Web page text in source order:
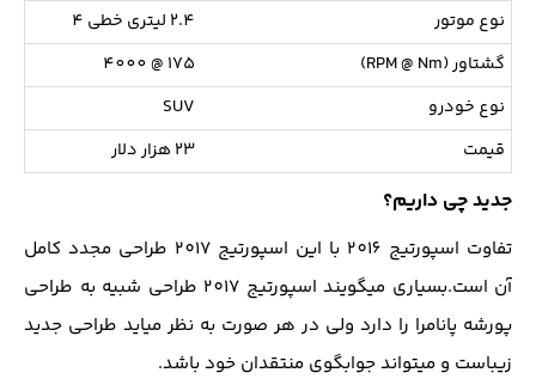
نوع موتور
2.4 لیتری خطی 4
گشتاور (RPM @ Nm)
175 @ 4000
نوع خودرو
SUV
قیمت
23 هزار دلار
جدید چی داریم؟
تفاوت اسپورتیج 2016 با این اسپورتیج 2017 طراحی مجدد کامل
آن است.بسیاری میگویند اسپورتیج 2017 طراحی شبیه به طراحی
پورشه پانامرا را دارد ولی در هر صورت به نظر میاید طراحی جدید
زیباست و میتواند جوابگوی منتقدان خود باشد.